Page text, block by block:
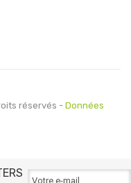
réservés - Données